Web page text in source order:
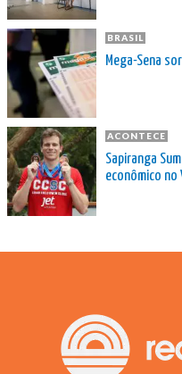
BRASIL
Mega-Sena
ACONTECE
Sapiranga
econômico no